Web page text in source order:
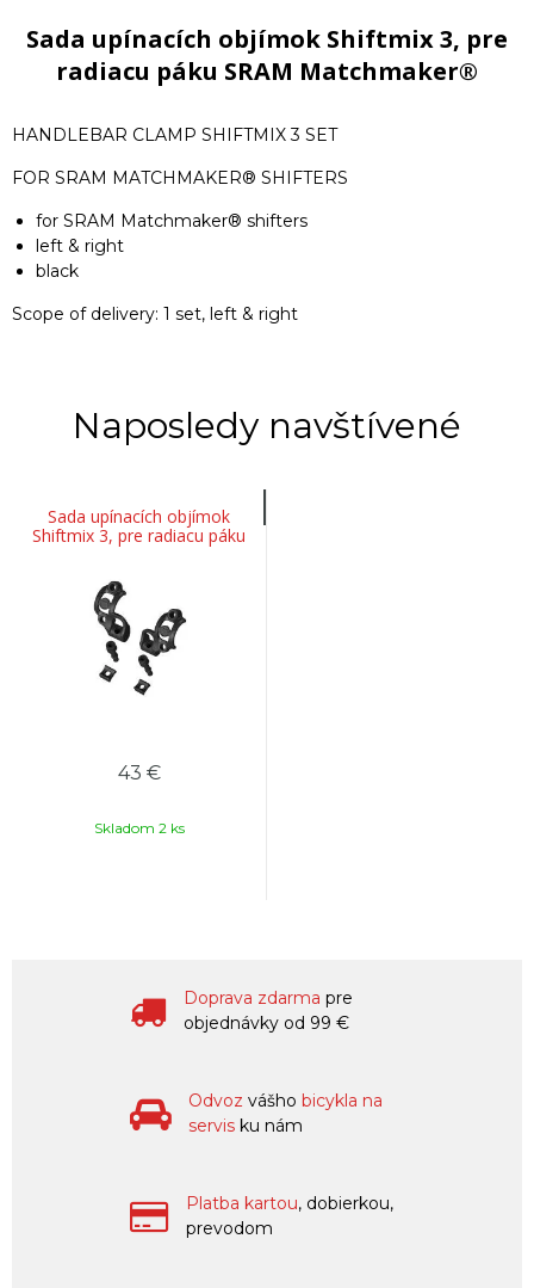
Sada upínacích objímok Shiftmix 3, pre
radiacu páku SRAM Matchmaker®
HANDLEBAR CLAMP SHIFTMIX 3 SET
FOR SRAM MATCHMAKER® SHIFTERS
for SRAM Matchmaker® shifters
left & right
black
Scope of delivery: 1 set, left & right
Naposledy navštívené
Sada upínacích objímok
Shiftmix 3, pre radiacu páku
SRAM Matchmaker®
43 €
Skladom 2 ks
Doprava zdarma pre
objednávky od 99 €
Odvoz vášho bicykla na
servis ku nám
Platba kartou, dobierkou,
prevodom